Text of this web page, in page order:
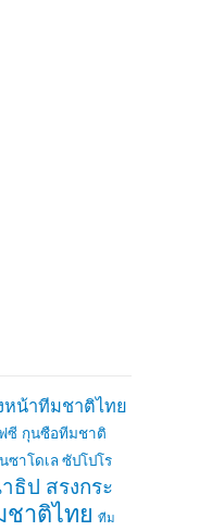
หน้าทีมชาติไทย
ซี กุนซือทีมชาติ
ซาโดเล ซัปโปโร
ธิป สรงกระ
าติไทย ทีม